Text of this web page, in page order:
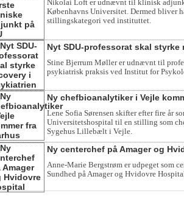
Nikolai Loft er udnævnt til klinisk
Københavns Universitet. Dermed bliver
stillingskategori ved instituttet.
Nyt SDU-professorat skal
Stine Bjerrum Møller er udnævnt til
psykiatrisk praksis ved Institut for
Ny chefbioanalytiker i Vejle
Lene Sofia Sørensen skifter efter fire år
Universitetshospital til en stilling som
Sygehus Lillebælt i Vejle.
Ny centerchef på Amager og
Anne-Marie Bergstrøm er udpeget som
Sundhed på Amager og Hvidovre